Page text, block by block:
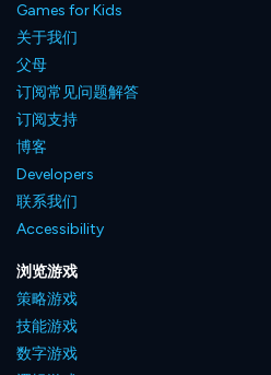
Games for Kids
关于我们
父母
订阅常见问题解答
订阅支持
博客
Developers
联系我们
Accessibility
浏览游戏
策略游戏
技能游戏
数字游戏